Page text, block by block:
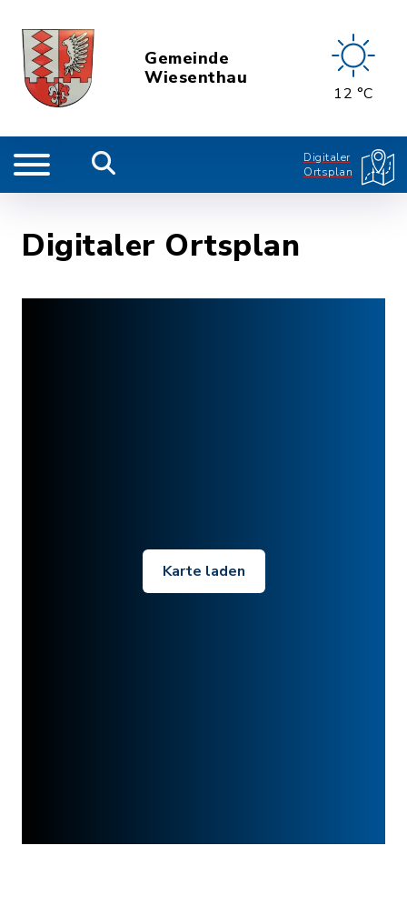
Gemeinde
Wiesenthau
12 °C
Digitaler
Ortsplan
Digitaler Ortsplan
Karte laden